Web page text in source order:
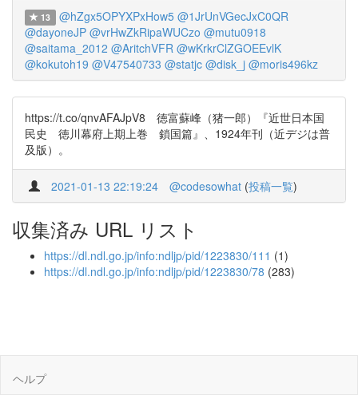
13 @hZgx5OPYXPxHow5 @1JrUnVGecJxC0QR
@dayoneJP @vrHwZkRipaWUCzo @mutu0918
@saitama_2012 @AritchVFR @wKrkrClZGOEEvlK
@kokutoh19 @V47540733 @statjc @disk_j @moris496kz
https://t.co/qnvAFAJpV8 徳富蘇峰（猪一郎）『近世日本国
民史 徳川幕府上期上巻 鎖国篇』、1924年刊（近デジは普
及版）。
2021-01-13 22:19:24 @codesowhat (投稿一覧)
収集済み URL リスト
https://dl.ndl.go.jp/info:ndljp/pid/1223830/111 (1)
https://dl.ndl.go.jp/info:ndljp/pid/1223830/78 (283)
ヘルプ